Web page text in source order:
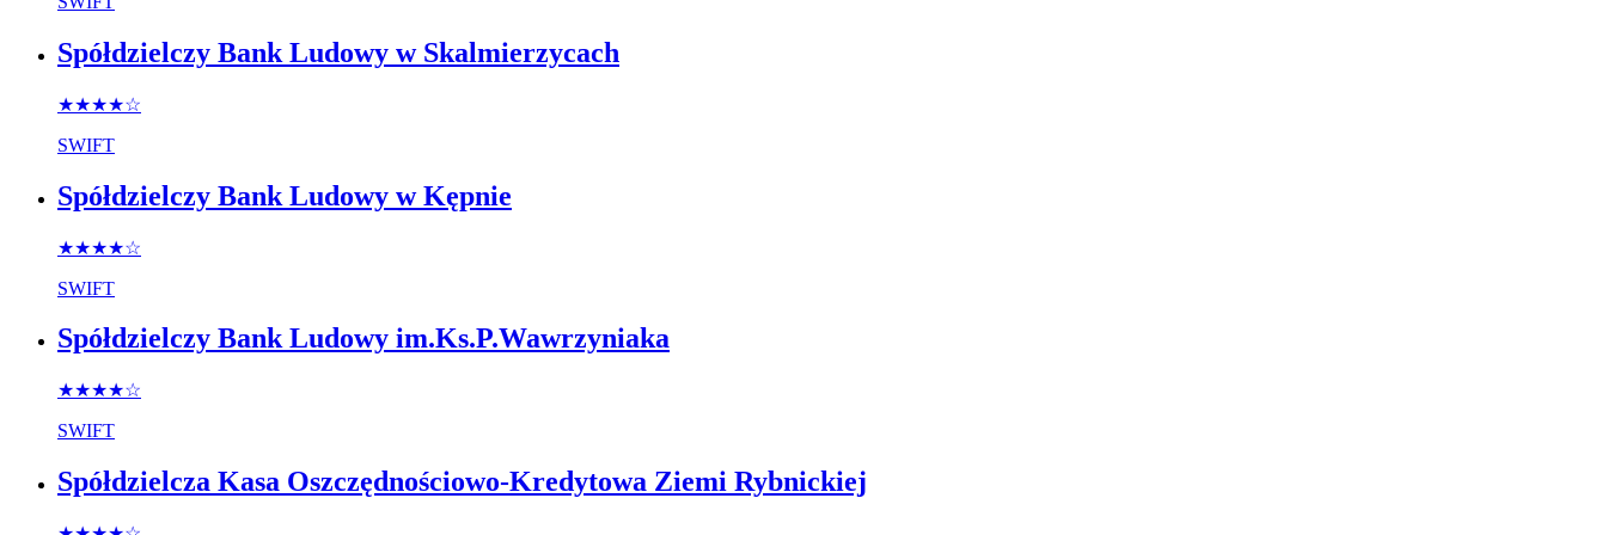
Spółdzielczy Bank Ludowy w Skalmierzycach
★★★★☆
SWIFT
Spółdzielczy Bank Ludowy w Kępnie
★★★★☆
SWIFT
Spółdzielczy Bank Ludowy im.Ks.P.Wawrzyniaka
★★★★☆
SWIFT
Spółdzielcza Kasa Oszczędnościowo-Kredytowa Ziemi Rybnickiej